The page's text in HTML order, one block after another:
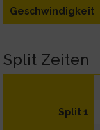
Geschwindigkeit
Split Zeiten
Split 1